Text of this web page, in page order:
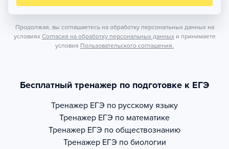
Продолжая, вы соглашаетесь на обработку персональных данных на
условиях Согласия на обработку персональных данных и принимаете
условия Пользовательского соглашения.
Бесплатный тренажер по подготовке к ЕГЭ
Тренажер ЕГЭ по русскому языку
Тренажер ЕГЭ по математике
Тренажер ЕГЭ по обществознанию
Тренажер ЕГЭ по биологии